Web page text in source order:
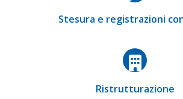
Stesura e registrazioni
Ristrutturazione